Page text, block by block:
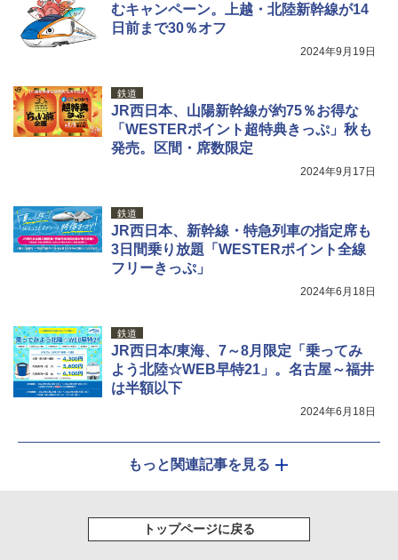
むキャンペーン。上越・北陸新幹線が14
日前まで30％オフ
2024年9月19日
鉄道
JR西日本、山陽新幹線が約75％お得な
「WESTERポイント超特典きっぷ」秋も
発売。区間・席数限定
2024年9月17日
鉄道
JR西日本、新幹線・特急列車の指定席も
3日間乗り放題「WESTERポイント全線
フリーきっぷ」
2024年6月18日
鉄道
JR西日本/東海、7～8月限定「乗ってみ
よう北陸☆WEB早特21」。名古屋～福井
は半額以下
2024年6月18日
もっと関連記事を見る
トップページに戻る